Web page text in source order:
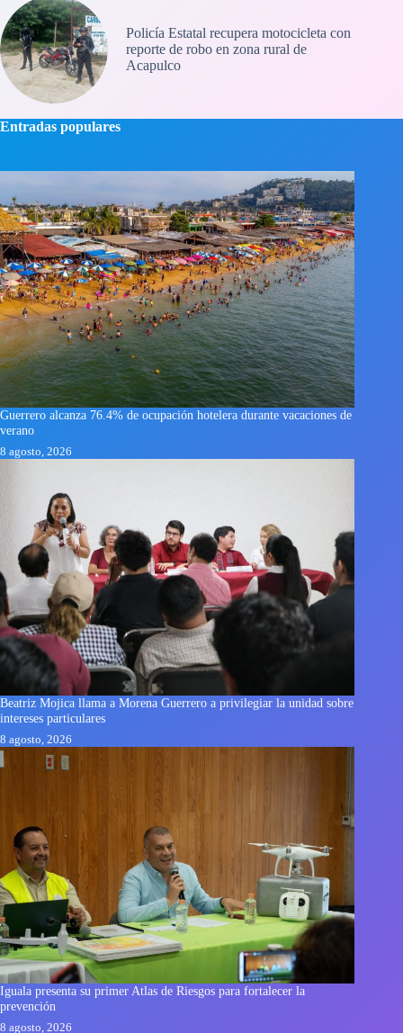
Policía Estatal recupera motocicleta con
reporte de robo en zona rural de
Acapulco
Entradas populares
Guerrero alcanza 76.4% de ocupación hotelera durante vacaciones de
verano
8 agosto, 2026
Beatriz Mojica llama a Morena Guerrero a privilegiar la unidad sobre
intereses particulares
8 agosto, 2026
Iguala presenta su primer Atlas de Riesgos para fortalecer la
prevención
8 agosto, 2026